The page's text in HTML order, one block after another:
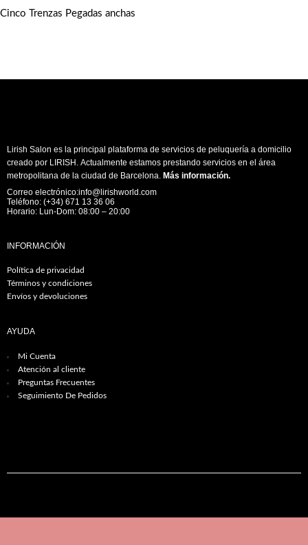
Cinco Trenzas Pegadas anchas
Lirish Salon es la principal plataforma de servicios de peluquería a domicilio
creado por LIRISH. Actualmente estamos prestando servicios en el área
metropolitana de la ciudad de Barcelona. Más información.
Correo electrónico:info@lirishworld.com
Teléfono: (+34) 671 13 36 06
Horario: Lun-Dom: 08:00 – 20:00
INFORMACIÓN
Política de privacidad
Términos y condiciones
Envíos y devoluciones
AYUDA
Mi Cuenta
Atención al cliente
Preguntas Frecuentes
Seguimiento De Pedidos